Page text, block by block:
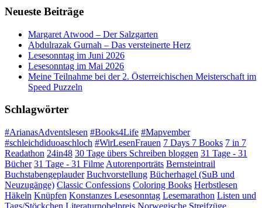
Neueste Beiträge
Margaret Atwood – Der Salzgarten
Abdulrazak Gurnah – Das versteinerte Herz
Lesesonntag im Juni 2026
Lesesonntag im Mai 2026
Meine Teilnahme bei der 2. Österreichischen Meisterschaft im
Speed Puzzeln
Schlagwörter
#ArianasAdventslesen #Books4Life #Mapvember
#schleichdiduoaschloch #WirLesenFrauen 7 Days 7 Books 7 in 7
Readathon 24in48 30 Tage übers Schreiben bloggen 31 Tage - 31
Bücher 31 Tage - 31 Filme Autorenporträts Bernsteintrail
Buchstabengeplauder Buchvorstellung Bücherhagel (SuB und
Neuzugänge) Classic Confessions Coloring Books Herbstlesen
Häkeln Knüpfen Konstanzes Lesesonntag Lesemarathon Listen und